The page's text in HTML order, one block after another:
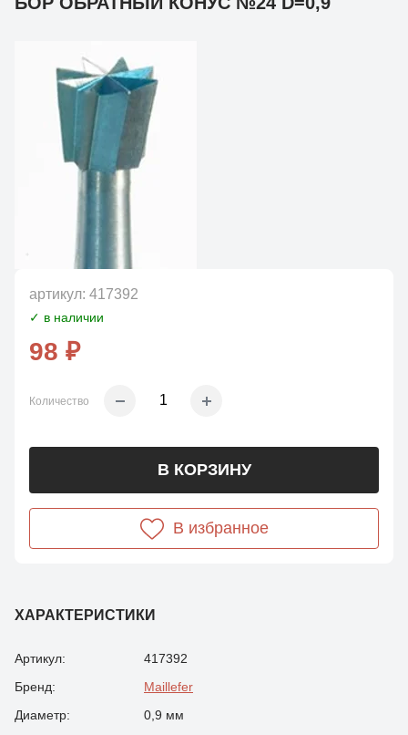
ХАРАКТЕРИСТИКИ
Артикул:
417392
Бренд:
Maillefer
Диаметр:
0,9 мм
артикул: 417392
✓ в наличии
98 ₽
Количество
В КОРЗИНУ
В избранное